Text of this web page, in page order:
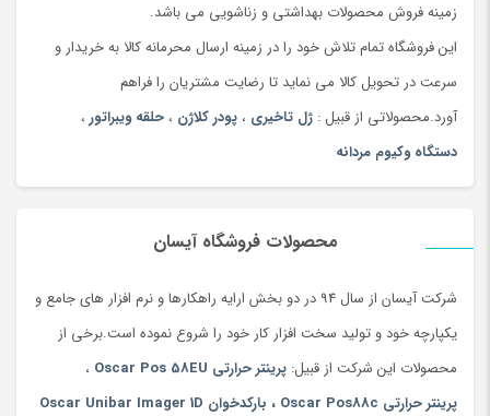
زمینه فروش محصولات بهداشتی و زناشویی می باشد.
این فروشگاه تمام تلاش خود را در زمینه ارسال محرمانه کالا به خریدار و
سرعت در تحویل کالا می نماید تا رضایت مشتریان را فراهم
آورد.محصولاتی از قبیل : ژل تاخیری ، پودر کلاژن ، حلقه ویبراتور ،
دستگاه وکیوم مردانه
محصولات فروشگاه آیسان
شرکت آیسان از سال 94 در دو بخش ارایه راهکارها و نرم افزار های جامع و
یکپارچه خود و تولید سخت افزار کار خود را شروع نموده است.برخی از
محصولات این شرکت از قبیل: پرینتر حرارتی Oscar Pos 58EU
،
پرینتر حرارتی Oscar Pos88c
، بارکدخوان Oscar Unibar Imager 1D
چربی، باعث لیپولیز یعنی شکستن سلول های چربی بدون آسیب رساندن
به بافت های اطراف یا پوست می شود. کرایولیپولیز برای کاهش چربی در
مناطق خاصی از بدن عمل می کند و بیشترین استفاده را در شکم و
پشت بدن دارد. دستگاه کول اسکالپتینگ راه حل
موضعی دائمیبرای از دست دادن چربی نیست و فقط می تواند سلول
های چربی موجود را کاهش دهد و نمی تواند مانع از افزایش اندازه سلول
و روش های کرایو لیپولیز را برای حذف چربی بکار ببرند.
تقریبا دوره نقاهت و عوارض جانبی مرتبط با کرایو لیپولیز وجود ندارد.
پس از این روش، چربی طی یک دوره دو تا چهار ماهه کاهش می یابد.